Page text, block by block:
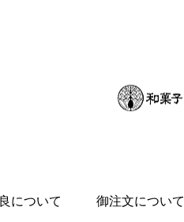
について 御注文について